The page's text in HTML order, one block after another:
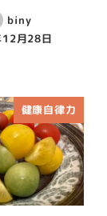
biny
月28日
健康自律力